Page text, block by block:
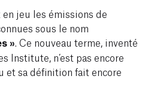
jeu les émissions de
sous le nom
» . Ce nouveau terme, inventé
Institute, n’est pas encore
et sa définition fait encore